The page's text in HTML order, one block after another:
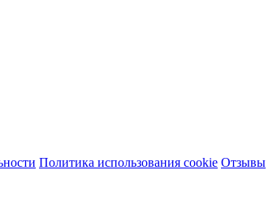
Политика использования cookie Отзывы